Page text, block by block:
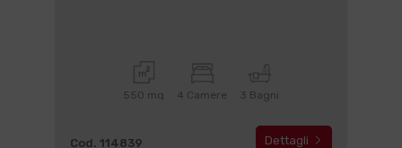
550 mq 4 Camere 3 Bagni
Cod. 114839 Dettagli